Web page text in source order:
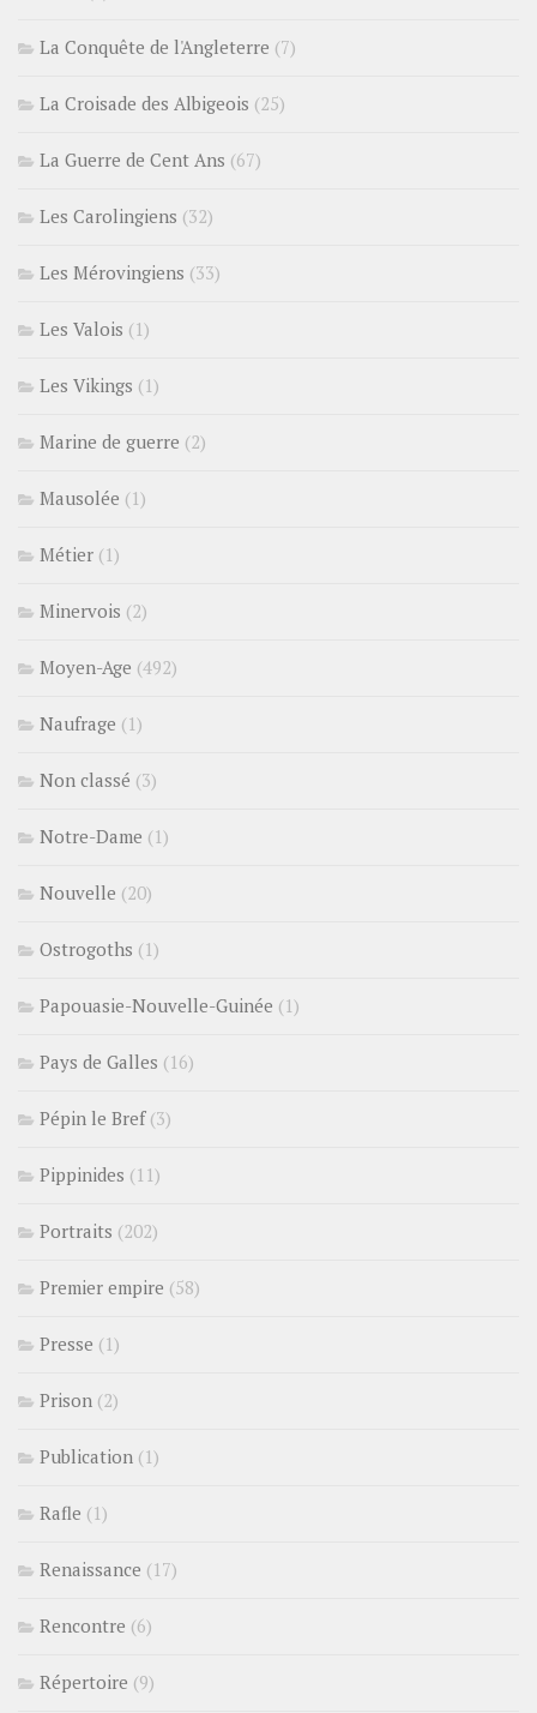
La Conquête de l'Angleterre (7)
La Croisade des Albigeois (25)
La Guerre de Cent Ans (67)
Les Carolingiens (32)
Les Mérovingiens (33)
Les Valois (1)
Les Vikings (1)
Marine de guerre (2)
Mausolée (1)
Métier (1)
Minervois (2)
Moyen-Age (492)
Naufrage (1)
Non classé (3)
Notre-Dame (1)
Nouvelle (20)
Ostrogoths (1)
Papouasie-Nouvelle-Guinée (1)
Pays de Galles (16)
Pépin le Bref(3)
Pippinides (11)
Portraits (202)
Premier empire (58)
Presse (1)
Prison (2)
Publication (1)
Rafle (1)
Renaissance (17)
Rencontre (6)
Répertoire (9)